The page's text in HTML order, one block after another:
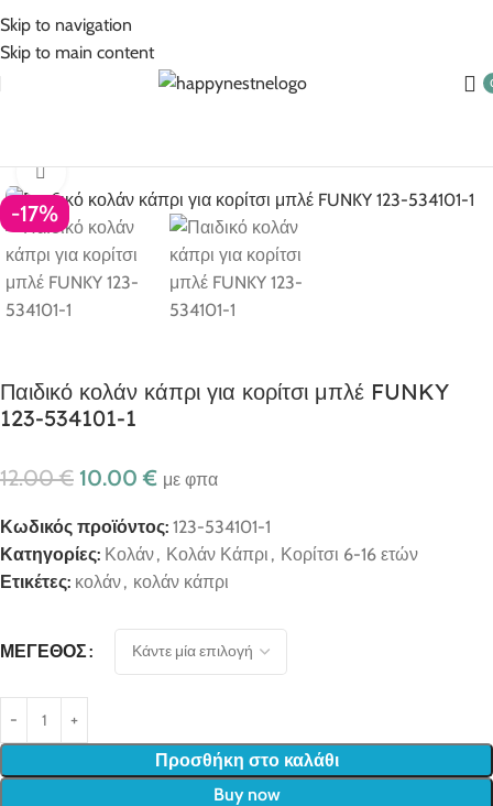
Skip to navigation
Skip to main content
-17%
Click to enlarge
Παιδικό κολάν κάπρι για κορίτσι μπλέ FUNKY
123-534101-1
12.00€ 10.00€ με φπα
Κωδικός προϊόντος: 123-534101-1
Κατηγορίες: Κολάν, Κολάν Κάπρι , Κορίτσι 6-16 ετών
Ετικέτες: κολάν, κολάν κάπρι
ΜΈΓΕΘΟΣ
Προσθήκη στο καλάθι
Buy now
5% Επιπλέον έκπτωση για πληρωμές με κάρτα!